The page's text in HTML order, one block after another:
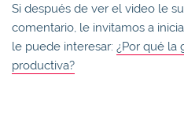
Si después de ver el video le
comentario, le invitamos a
le puede interesar: ¿Por qué la
productiva?